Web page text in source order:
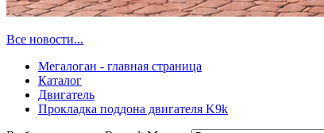
Все новости...
Мегалоган - главная страница
Каталог
Двигатель
Прокладка поддона двигателя K9k